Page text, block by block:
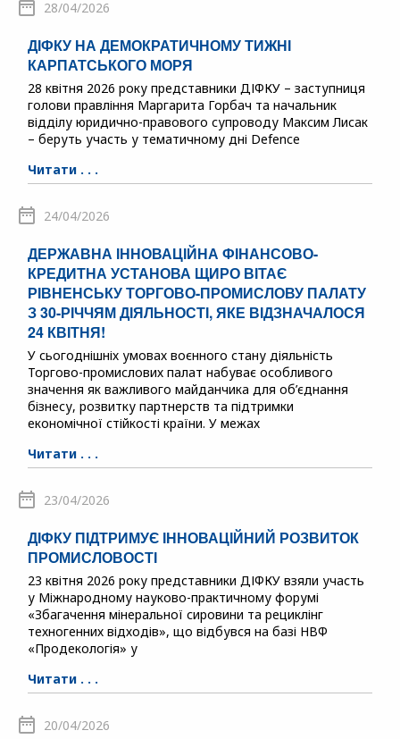
28/04/2026
ДІФКУ НА ДЕМОКРАТИЧНОМУ ТИЖНІ
КАРПАТСЬКОГО МОРЯ
28 квітня 2026 року представники ДІФКУ – заступниця
голови правління Маргарита Горбач та начальник
відділу юридично-правового супроводу Максим Лисак
– беруть участь у тематичному дні Defence
Читати . . .
24/04/2026
ДЕРЖАВНА ІННОВАЦІЙНА ФІНАНСОВО-
КРЕДИТНА УСТАНОВА ЩИРО ВІТАЄ
РІВНЕНСЬКУ ТОРГОВО-ПРОМИСЛОВУ ПАЛАТУ
З 30-РІЧЧЯМ ДІЯЛЬНОСТІ, ЯКЕ ВІДЗНАЧАЛОСЯ
24 КВІТНЯ!
У сьогоднішніх умовах воєнного стану діяльність
Торгово-промислових палат набуває особливого
значення як важливого майданчика для об’єднання
бізнесу, розвитку партнерств та підтримки
економічної стійкості країни. У межах
Читати . . .
23/04/2026
ДІФКУ ПІДТРИМУЄ ІННОВАЦІЙНИЙ РОЗВИТОК
ПРОМИСЛОВОСТІ
23 квітня 2026 року представники ДІФКУ взяли участь
у Міжнародному науково-практичному форумі
«Збагачення мінеральної сировини та рециклінг
техногенних відходів», що відбувся на базі НВФ
«Продекологія» у
Читати . . .
20/04/2026